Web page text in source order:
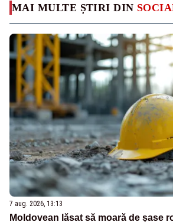
MAI MULTE ȘTIRI DIN
7 aug. 2026, 13:13
Moldovean lăsat să moară de șase